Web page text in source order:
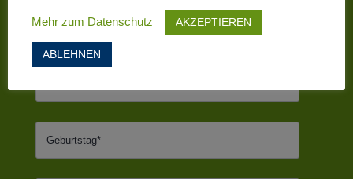
Mehr zum Datenschutz AKZEPTIEREN
ABLEHNEN